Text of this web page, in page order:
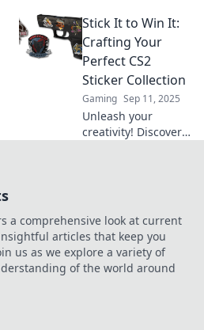
Uncover their value,
trends, and how
they can boost your
Stick It to Win It:
Crafting Your
Perfect CS2
Sticker Collection
Gaming Sep 11, 2025
Unleash your
creativity! Discover
a comprehensive look at current
articles that keep you
us as we explore a variety of
of the world around